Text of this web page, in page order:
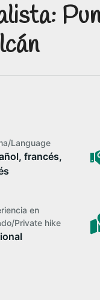
Language
francés,
en
Private hike